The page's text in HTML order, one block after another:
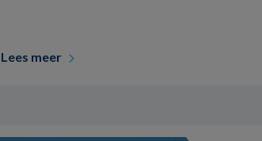
Lees meer